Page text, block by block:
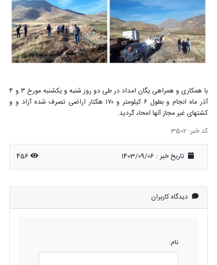
با همکاری و همراهی یگان امداد در طی دو روز شنبه و یکشنبه مورخ ۳ و ۴
آذر ماه انجام و بطول ۶ کیلومتر و ۱۷۰ هکتار اراضی تصرف شده آزاد و و
کشتهای غیر مجاز آنها امحاء گردید.
کد خبر: 3502
تاریخ خبر : 1403/09/06 456
دیدگاه کاربران
نام: